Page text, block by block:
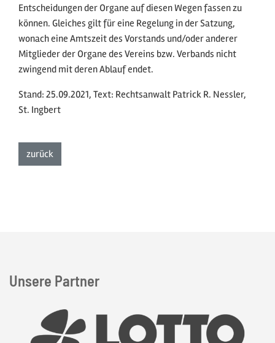
Entscheidungen der Organe auf diesen Wegen fassen zu
können. Gleiches gilt für eine Regelung in der Satzung,
wonach eine Amtszeit des Vorstands und/oder anderer
Mitglieder der Organe des Vereins bzw. Verbands nicht
zwingend mit deren Ablauf endet.
Stand: 25.09.2021, Text: Rechtsanwalt Patrick R. Nessler,
St. Ingbert
zurückzur Listenansicht
Unsere Partner